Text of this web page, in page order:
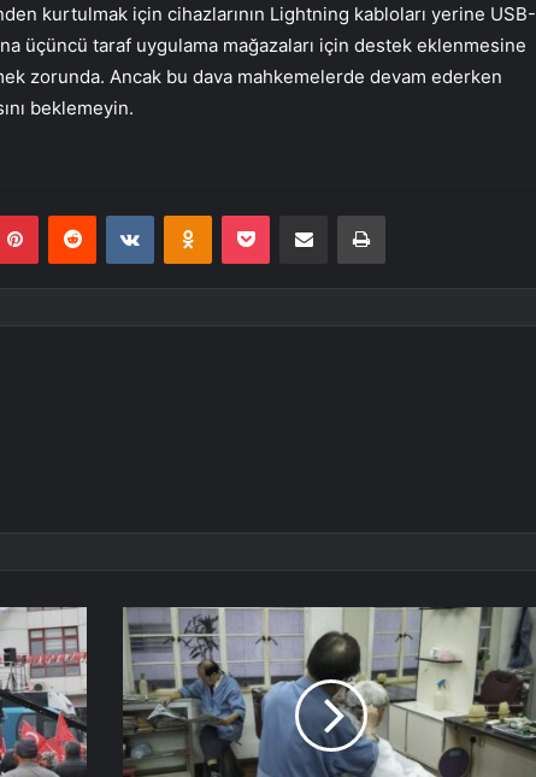
kurtulmak için cihazlarının Lightning kabloları yerine USB-
üçüncü taraf uygulama mağazaları için destek eklenmesine
zorunda. Ancak bu dava mahkemelerde devam ederken
beklemeyin.
PinterestReddit VKontakteOdnoklassniki
Pocket E-Posta ile paylaş Yazdır